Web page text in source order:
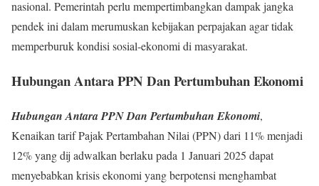
nasional. Pemerintah perlu mempertimbangkan dampak jangka
pendek ini dalam merumuskan kebijakan perpajakan agar tidak
memperburuk kondisi sosial-ekonomi di masyarakat.
Hubungan Antara PPN Dan Pertumbuhan Ekonomi
Hubungan Antara PPN Dan Pertumbuhan Ekonomi,
Kenaikan tarif Pajak Pertambahan Nilai (PPN) dari 11% menjadi
12% yang dij adwalkan berlaku pada 1 Januari 2025 dapat
menyebabkan krisis ekonomi yang berpotensi menghambat